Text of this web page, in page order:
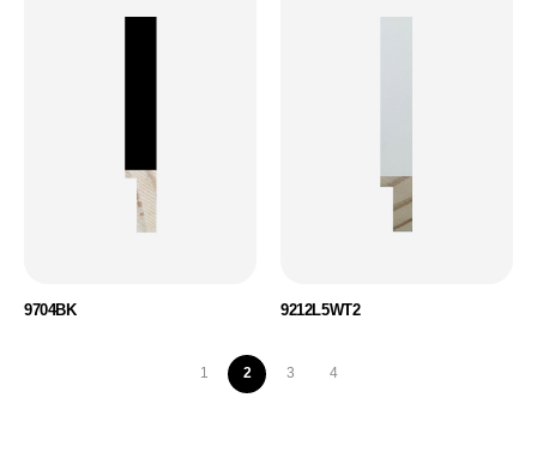
9704BK 9212L5WT2
1 2 3 4